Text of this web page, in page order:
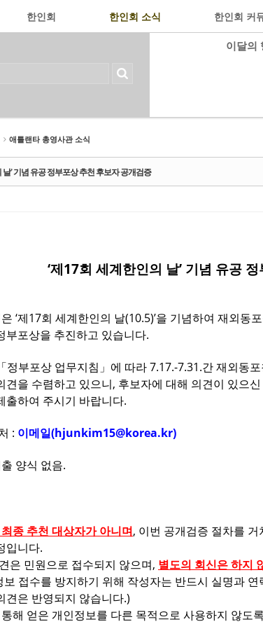
한인회 한인회 소식 한인회 커
이달의
애틀랜타 총영사관 소식
날’ 기념 유공 정부포상 추천 후보자 공개검증
‘제17회 세계한인의 날’ 기념 유공
‘제17회 세계한인의 날(10.5)’을 기념하여 재외동
부포상을 추진하고 있습니다.
정부포상 업무지침」에 따라 7.17.-7.31.간 재외동
견을 수렴하고 있으니, 후보자에 대해 의견이 있으
출하여 주시기 바랍니다.
: 이메일(hjunkim15@korea.kr)
양식 없음.
종 추천 대상자가 아니며, 이번 공개검증 절차를
입니다.
은 민원으로 접수되지 않으며, 별도의 회신은 하지
보 접수를 방지하기 위해 작성자는 반드시 실명과
견은 반영되지 않습니다.)
해 얻은 개인정보를 다른 목적으로 사용하지 않도